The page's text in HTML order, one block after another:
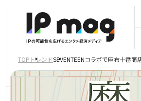
TOP トレンド